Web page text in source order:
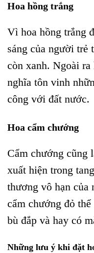
Hoa hồng trắng
Vì hoa hồng trắng
sáng của người trẻ
còn xanh. Ngoài
nghĩa tôn vinh
công với đất nước.
Hoa cẩm chướng
Cẩm chướng cũng
xuất hiện trong
thương vô hạn
cẩm chướng đỏ
bù đắp và hay có
Những lưu ý khi đặt